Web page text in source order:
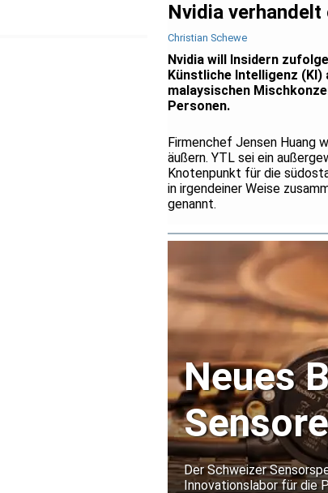
Nvidia
Christian Schewe
Nvidia will Insidern
Künstliche Intelligenz
malaysischen
Personen.
Firmenchef Jensen Huang
äußern. YTL sei ein
Knotenpunkt für die
in irgendeiner Weise
genannt.
Neues
Der Schweizer
Innovationslabor für die